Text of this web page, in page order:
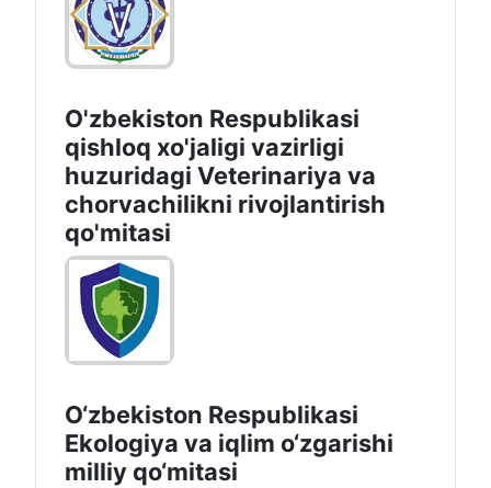
O'zbekiston Respublikasi
qishloq xo'jaligi vazirligi
huzuridagi Veterinariya va
chorvachilikni rivojlantirish
qo'mitasi
O‘zbekiston Respublikasi
Ekologiya va iqlim o‘zgarishi
milliy qo‘mitasi